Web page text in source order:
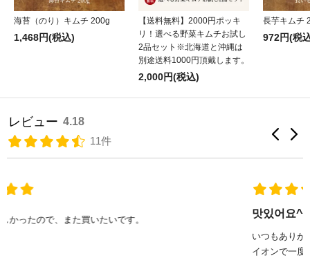
海苔（のり）キムチ 200g
1,468円(税込)
【送料無料】2000円ポッキ
リ！選べる野菜キムチお試し
2品セット※北海道と沖縄は
別途送料1000円頂戴します。
2,000円(税込)
長芋キムチ
972円(税
レビュー 4.18
11件
맛있어요^^
イオンで一度購入して、韓国に行って買った王様キムチより美味